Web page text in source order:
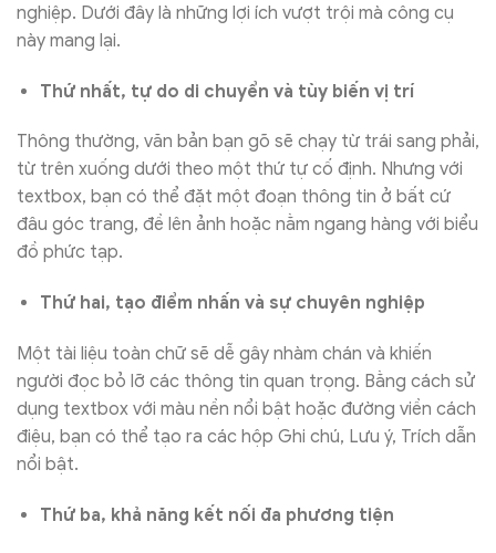
nghiệp. Dưới đây là những lợi ích vượt trội mà công cụ
này mang lại.
Thứ nhất, tự do di chuyển và tùy biến vị trí
Thông thường, văn bản bạn gõ sẽ chạy từ trái sang phải,
từ trên xuống dưới theo một thứ tự cố định. Nhưng với
textbox, bạn có thể đặt một đoạn thông tin ở bất cứ
đâu góc trang, đề lên ảnh hoặc nằm ngang hàng với biểu
đồ phức tạp.
Thứ hai, tạo điểm nhấn và sự chuyên nghiệp
Một tài liệu toàn chữ sẽ dễ gây nhàm chán và khiến
người đọc bỏ lỡ các thông tin quan trọng. Bằng cách sử
dụng textbox với màu nền nổi bật hoặc đường viền cách
điệu, bạn có thể tạo ra các hộp Ghi chú, Lưu ý, Trích dẫn
nổi bật.
Thứ ba, khả năng kết nối đa phương tiện